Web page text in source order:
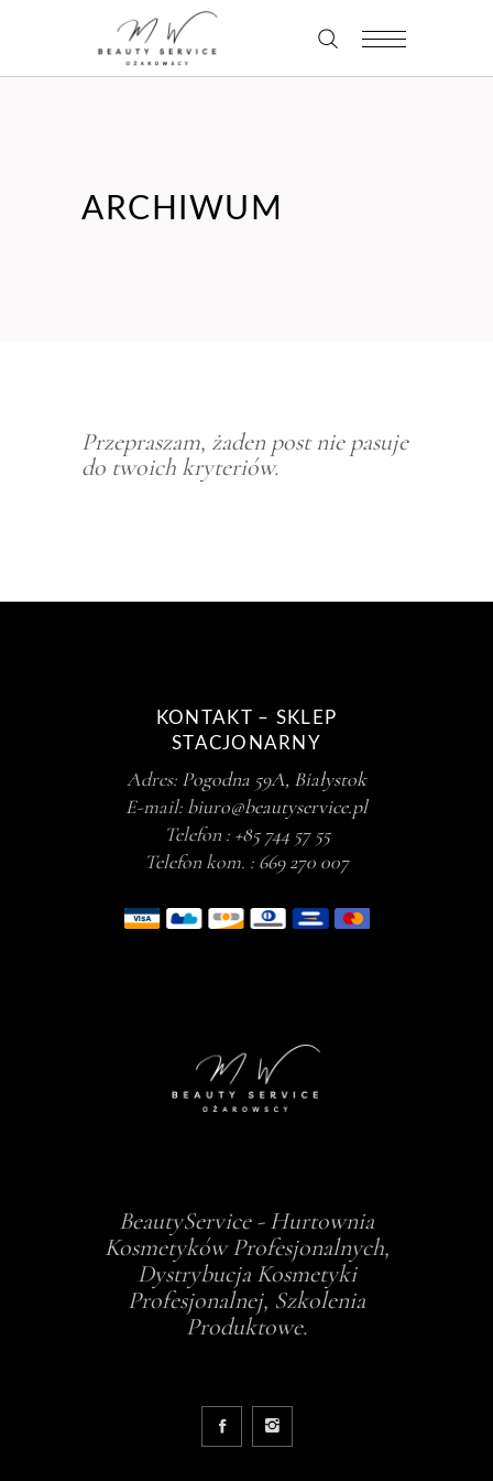
ARCHIWUM
Przepraszam, żaden post nie pasuje
do twoich kryteriów.
KONTAKT – SKLEP
STACJONARNY
Adres: Pogodna 59A, Białystok
E-mail: biuro@beautyservice.pl
Telefon : +85 744 57 55
Telefon kom. : 669 270 007
BeautyService - Hurtownia
Kosmetyków Profesjonalnych,
Dystrybucja Kosmetyki
Profesjonalnej, Szkolenia
Produktowe.